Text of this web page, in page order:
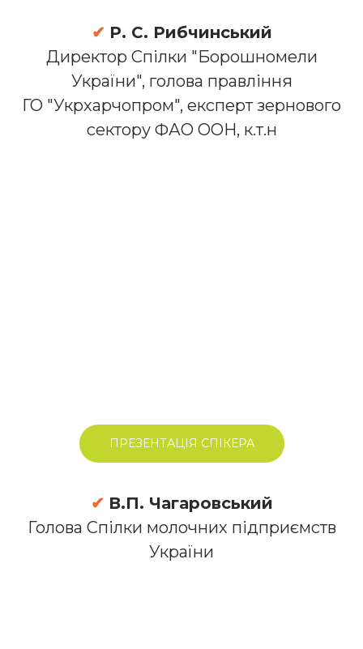
✔ Р. С. Рибчинський
Директор Спілки "Борошномели
України", голова правління
ГО "Укрхарчопром", експерт зернового
сектору ФАО ООН, к.т.н
ПРЕЗЕНТАЦІЯ СПІКЕРА
✔ В.П. Чагаровський
Голова Спілки молочних підприємств
України